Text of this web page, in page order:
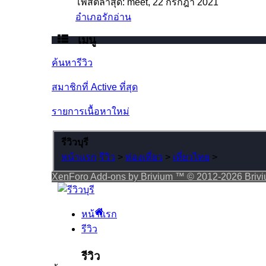
อำเภอรักอ่าน
เมนู
ค้นหารีวิว
สมาชิกที่ Active ที่สุด
รายการเนื้อหาใหม่
รีวิวบุรี
หน้าแรก รีวิว > ท่องเที่ยว > เที่ยวไทย >
XenForo Add-ons by Brivium ™ © 2012-2026
หน้าแรก
รีวิว
รีวิว